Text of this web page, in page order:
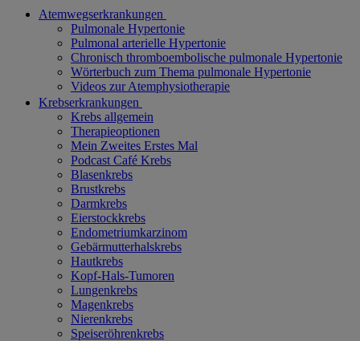
Atemwegserkrankungen
Pulmonale Hypertonie
Pulmonal arterielle Hypertonie
Chronisch thromboembolische pulmonale Hypertonie
Wörterbuch zum Thema pulmonale Hypertonie
Videos zur Atemphysiotherapie
Krebserkrankungen
Krebs allgemein
Therapieoptionen
Mein Zweites Erstes Mal
Podcast Café Krebs
Blasenkrebs
Brustkrebs
Darmkrebs
Eierstockkrebs
Endometriumkarzinom
Gebärmutterhalskrebs
Hautkrebs
Kopf-Hals-Tumoren
Lungenkrebs
Magenkrebs
Nierenkrebs
Speiseröhrenkrebs